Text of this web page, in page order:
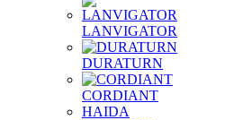
LANVIGATOR
DURATURN
CORDIANT
HAIDA